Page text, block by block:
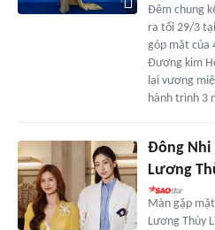
Đêm chung
ra tối 29/3
góp mặt của
Đương kim
lại vương
hành trình 3
Đông Nhi
Lương
Màn gặp
Lương Thùy